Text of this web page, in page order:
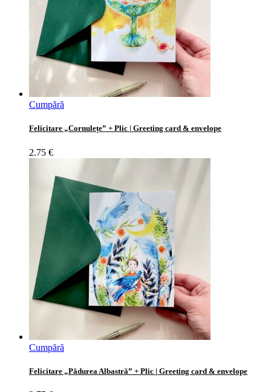
Cumpără
Felicitare „Cornulețe” + Plic | Greeting card & envelope
2.75 €
Cumpără
Felicitare „Pădurea Albastră” + Plic | Greeting card & envelope